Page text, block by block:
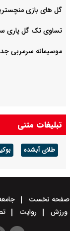
گل های بازی
تساوی تک گل پاری
موسیمانه سرمربی
تبلیغات متنی
طلای آبشده
صفحه نخست
ورزش
روایت